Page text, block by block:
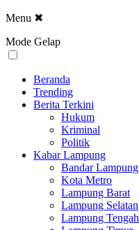
Menu ✖
Mode Gelap
Beranda
Trending
Berita Terkini
Hukum
Kriminal
Politik
Kabar Lampung
Bandar Lampung
Kota Metro
Lampung Barat
Lampung Selatan
Lampung Tengah